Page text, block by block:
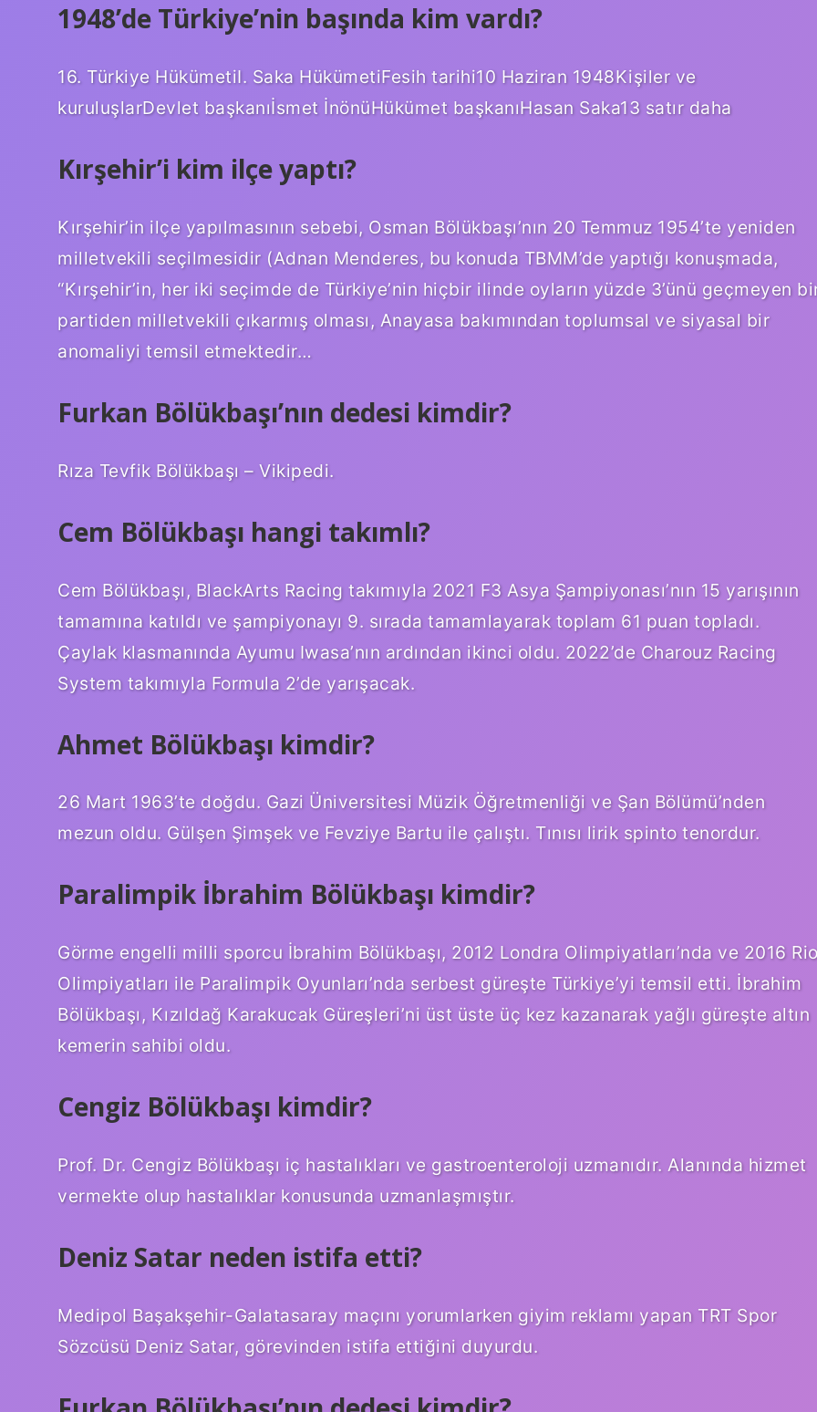
1948’de Türkiye’nin başında kim vardı?
16. Türkiye HükümetiI. Saka HükümetiFesih tarihi10 Haziran 1948Kişiler ve
kuruluşlarDevlet başkanıİsmet İnönüHükümet başkanıHasan Saka13 satır daha
Kırşehir’i kim ilçe yaptı?
Kırşehir’in ilçe yapılmasının sebebi, Osman Bölükbaşı’nın 20 Temmuz 1954’te yeniden
milletvekili seçilmesidir (Adnan Menderes, bu konuda TBMM’de yaptığı konuşmada,
“Kırşehir’in, her iki seçimde de Türkiye’nin hiçbir ilinde oyların yüzde 3’ünü geçmeyen
partiden milletvekili çıkarmış olması, Anayasa bakımından toplumsal ve siyasal bir
anomaliyi temsil etmektedir…
Furkan Bölükbaşı’nın dedesi kimdir?
Rıza Tevfik Bölükbaşı – Vikipedi.
Cem Bölükbaşı hangi takımlı?
Cem Bölükbaşı, BlackArts Racing takımıyla 2021 F3 Asya Şampiyonası’nın 15 yarışının
tamamına katıldı ve şampiyonayı 9. sırada tamamlayarak toplam 61 puan topladı.
Çaylak klasmanında Ayumu Iwasa’nın ardından ikinci oldu. 2022’de Charouz Racing
System takımıyla Formula 2’de yarışacak.
Ahmet Bölükbaşı kimdir?
26 Mart 1963’te doğdu. Gazi Üniversitesi Müzik Öğretmenliği ve Şan Bölümü’nden
mezun oldu. Gülşen Şimşek ve Fevziye Bartu ile çalıştı. Tınısı lirik spinto tenordur.
Paralimpik İbrahim Bölükbaşı kimdir?
Görme engelli milli sporcu İbrahim Bölükbaşı, 2012 Londra Olimpiyatları’nda ve 2016
Olimpiyatları ile Paralimpik Oyunları’nda serbest güreşte Türkiye’yi temsil etti. İbrahim
Bölükbaşı, Kızıldağ Karakucak Güreşleri’ni üst üste üç kez kazanarak yağlı güreşte altın
kemerin sahibi oldu.
Cengiz Bölükbaşı kimdir?
Prof. Dr. Cengiz Bölükbaşı iç hastalıkları ve gastroenteroloji uzmanıdır. Alanında hizmet
vermekte olup hastalıklar konusunda uzmanlaşmıştır.
Deniz Satar neden istifa etti?
Medipol Başakşehir-Galatasaray maçını yorumlarken giyim reklamı yapan TRT Spor
Sözcüsü Deniz Satar, görevinden istifa ettiğini duyurdu.